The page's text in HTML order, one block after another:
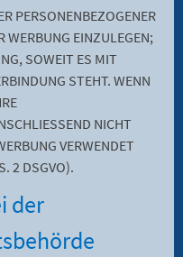
PERSONENBEZOGENER
WERBUNG EINZULEGEN;
SOWEIT ES MIT
STEHT. WENN
NICHT
VERWENDET
2 DSGVO).
der